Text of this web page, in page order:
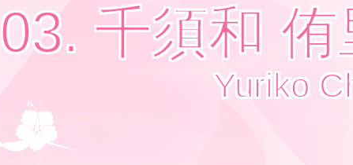
03. 千須和 侑
Yuriko